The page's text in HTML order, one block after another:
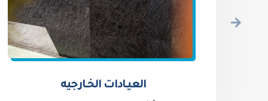
العيـادات الخـارجيه